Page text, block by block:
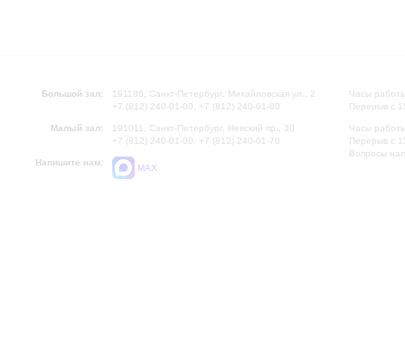
Большой зал:
191186, Санкт-Петербург, Михайловская ул., 2
+7 (812) 240-01-00, +7 (812) 240-01-80
Малый зал:
191011, Санкт-Петербург, Невский пр., 30
+7 (812) 240-01-00, +7 (812) 240-01-70
Напишите нам:
MAX
Часы
Перерыв с
Часы
Перерыв с
Вопросы